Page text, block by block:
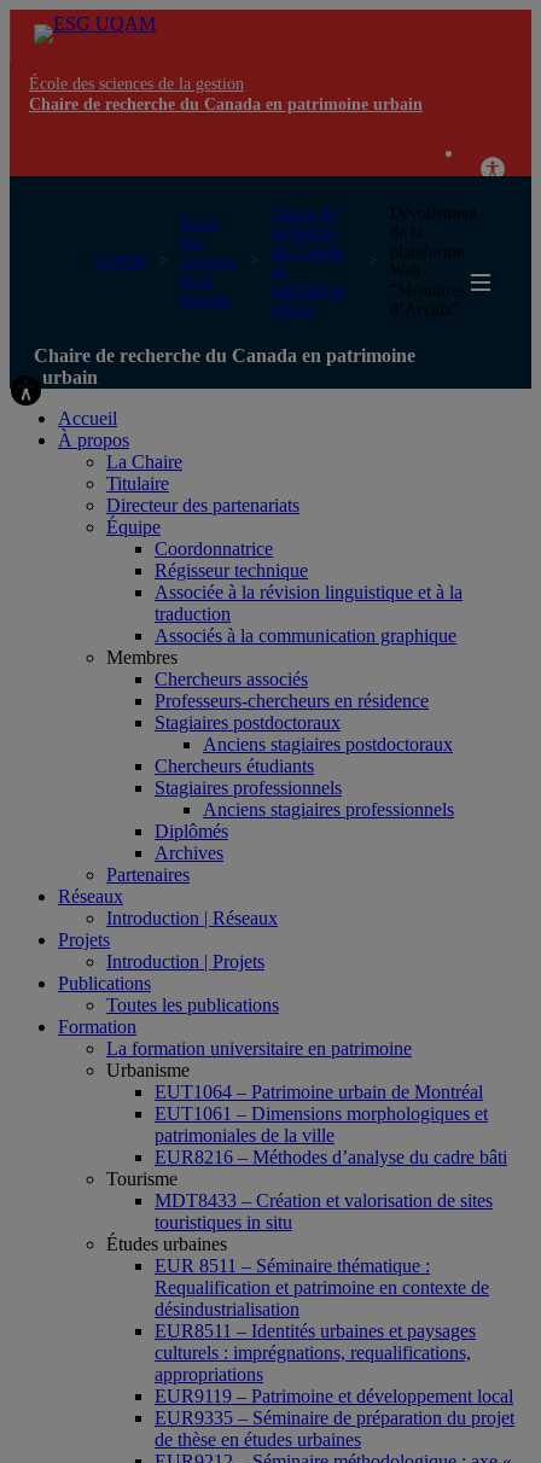
École des sciences de la gestion
Chaire de recherche du Canada en patrimoine urbain
UQAM
École
des
sciences
de la
gestion
Chaire de
recherche
du Canada
en
patrimoine
urbain
Dévoilement
de la
plateforme
Web
“Mémoires
d’Arvida”
Chaire de recherche du Canada en patrimoine
urbain
Accueil
À propos
La Chaire
Titulaire
Directeur des partenariats
Équipe
Coordonnatrice
Régisseur technique
Associée à la révision linguistique et à la
traduction
Associés à la communication graphique
Membres
Chercheurs associés
Professeurs-chercheurs en résidence
Stagiaires postdoctoraux
Anciens stagiaires postdoctoraux
Chercheurs étudiants
Stagiaires professionnels
Anciens stagiaires professionnels
Diplômés
Archives
Partenaires
Réseaux
Introduction | Réseaux
Projets
Introduction | Projets
Publications
Toutes les publications
Formation
La formation universitaire en patrimoine
Urbanisme
EUT1064 – Patrimoine urbain de Montréal
EUT1061 – Dimensions morphologiques et
patrimoniales de la ville
EUR8216 – Méthodes d’analyse du cadre bâti
Tourisme
MDT8433 – Création et valorisation de sites
touristiques in situ
Études urbaines
EUR 8511 – Séminaire thématique :
Requalification et patrimoine en contexte de
désindustrialisation
EUR8511 – Identités urbaines et paysages
culturels : imprégnations, requalifications,
appropriations
EUR9119 – Patrimoine et développement local
EUR9335 – Séminaire de préparation du projet
de thèse en études urbaines